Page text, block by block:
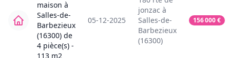
maison à
Salles-de-
Barbezieux
(16300) de
4 pièce(s) -
113 m2
05-12-2025
jonzac à
Salles-de-
Barbezieux
(16300)
156 000€